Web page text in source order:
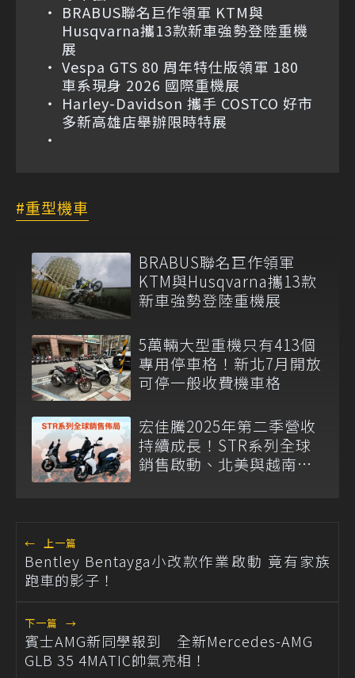
BRABUS聯名巨作領軍 KTM與
Husqvarna攜13款新車強勢登陸重機
展
Vespa GTS 80 周年特仕版領軍 180
車系現身 2026 國際重機展
Harley-Davidson 攜手 COSTCO 好市
多新高雄店舉辦限時特展
重型機車
BRABUS聯名巨作領軍
KTM與Husqvarna攜13款
新車強勢登陸重機展
5萬輛大型重機只有413個
專用停車格！新北7月開放
可停一般收費機車格
宏佳騰2025年第二季營收
持續成長！STR系列全球
銷售啟動、北美與越南助
← 上一篇
Bentley Bentayga小改款作業啟動 竟有家族
跑車的影子！
下一篇 →
賓士AMG新同學報到 全新Mercedes-AMG
GLB 35 4MATIC帥氣亮相！